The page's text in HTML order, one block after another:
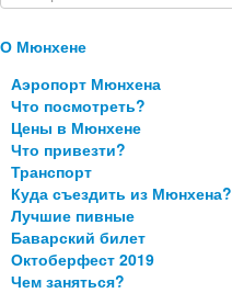
О Мюнхене
Аэропорт Мюнхена
Что посмотреть?
Цены в Мюнхене
Что привезти?
Транспорт
Куда съездить из Мюнхена?
Лучшие пивные
Баварский билет
Октоберфест 2019
Чем заняться?